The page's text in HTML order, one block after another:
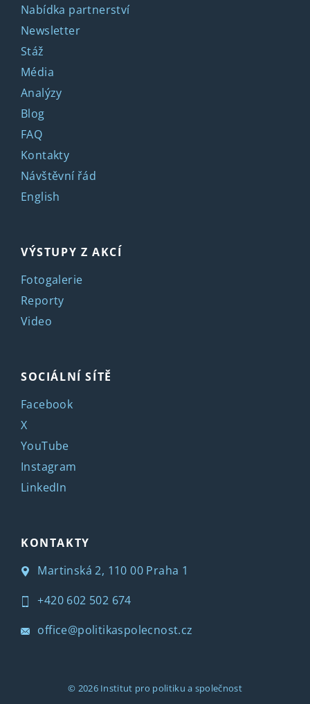
Nabídka partnerství
Newsletter
Stáž
Média
Analýzy
Blog
FAQ
Kontakty
Návštěvní řád
English
VÝSTUPY Z AKCÍ
Fotogalerie
Reporty
Video
SOCIÁLNÍ SÍTĚ
Facebook
X
YouTube
Instagram
LinkedIn
KONTAKTY
Martinská 2, 110 00 Praha 1
+420 602 502 674
office@politikaspolecnost.cz
© 2026 Institut pro politiku a společnost